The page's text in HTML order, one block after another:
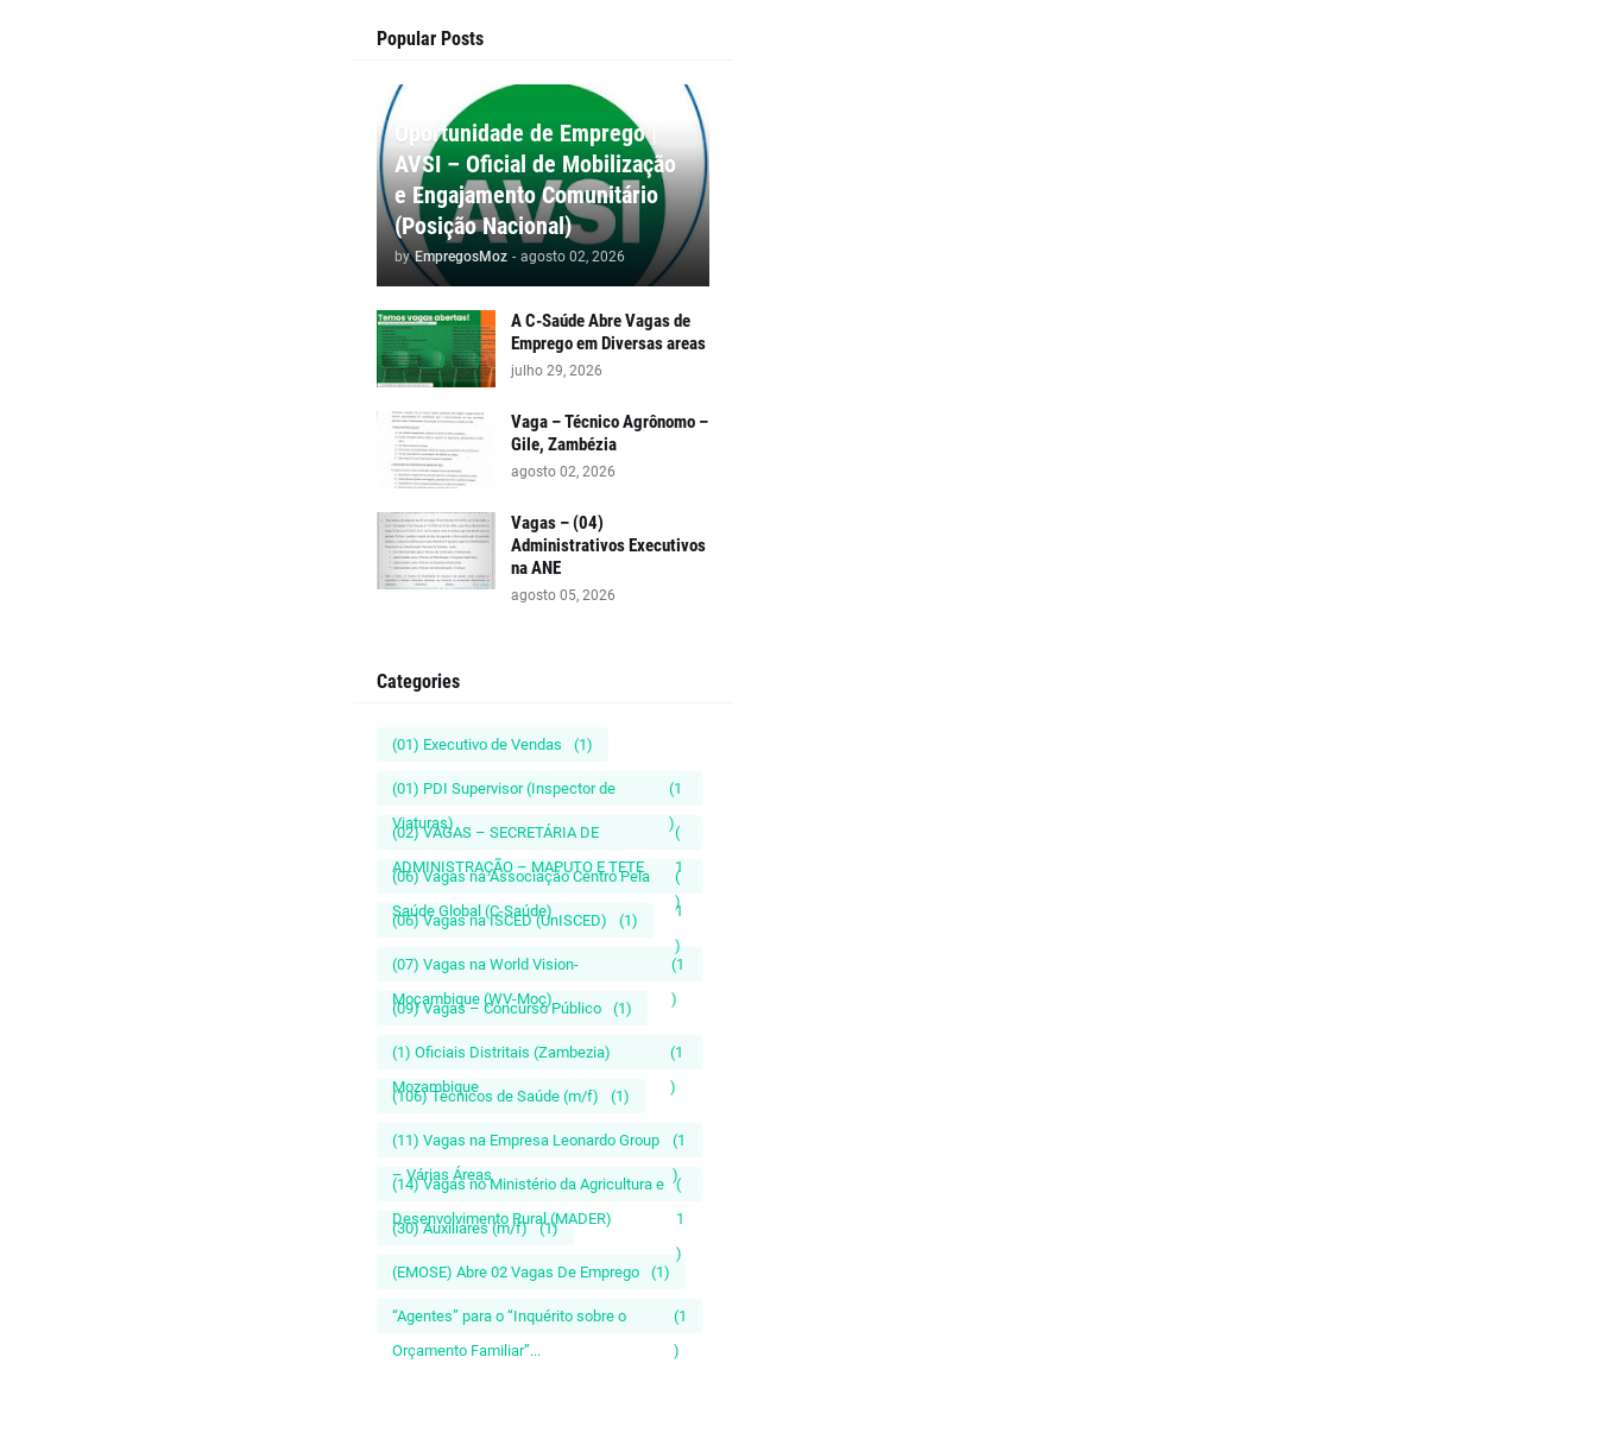
Popular Posts
Oportunidade de Emprego |
AVSI – Oficial de Mobilização
e Engajamento Comunitário
(Posição Nacional)
by EmpregosMoz - agosto 02, 2026
A C-Saúde Abre Vagas de
Emprego em Diversas areas
julho 29, 2026
Vaga – Técnico Agrônomo –
Gile, Zambézia
agosto 02, 2026
Vagas – (04)
Administrativos Executivos
na ANE
agosto 05, 2026
Categories
(01) Executivo de Vendas (1)
(01) PDI Supervisor (Inspector de
Viaturas)
(1
)
(02) VAGAS – SECRETÁRIA DE
ADMINISTRAÇÃO – MAPUTO E TETE
(
1
)
(06) Vagas na Associação Centro Pela
Saúde Global (C-Saúde)
(
1
)
(06) Vagas na ISCED (UnISCED) (1)
(07) Vagas na World Vision-
Moçambique (WV-Moç)
(1
)
(09) Vagas – Concurso Público (1)
(1) Oficiais Distritais (Zambezia)
Mozambique
(1
)
(106) Técnicos de Saúde (m/f) (1)
(11) Vagas na Empresa Leonardo Group
– Várias Áreas
(1
)
(14) Vagas no Ministério da Agricultura e
Desenvolvimento Rural (MADER)
(
1
)
(30) Auxiliares (m/f) (1)
(EMOSE) Abre 02 Vagas De Emprego (1)
“Agentes” para o “Inquérito sobre o
Orçamento Familiar”...
(1
)